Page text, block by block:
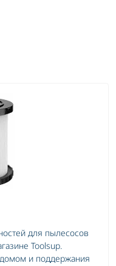
для пылесосов
Toolsup.
и поддержания